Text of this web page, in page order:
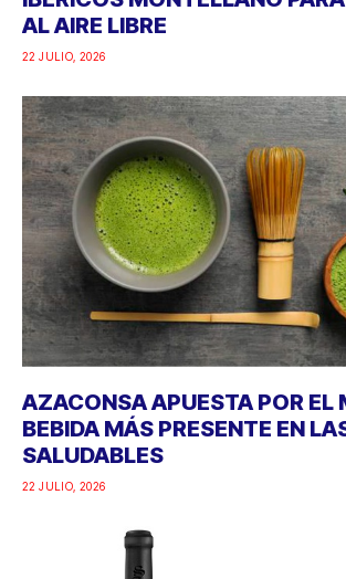
AL AIRE LIBRE
22 JULIO, 2026
AZACONSA APUESTA POR EL
BEBIDA MÁS PRESENTE EN
SALUDABLES
22 JULIO, 2026